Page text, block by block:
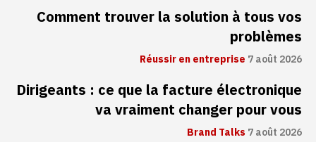
Comment trouver la solution à tous vos
problèmes
Réussir en entreprise 7 août 2026
Dirigeants : ce que la facture électronique
va vraiment changer pour vous
Brand Talks7 août 2026